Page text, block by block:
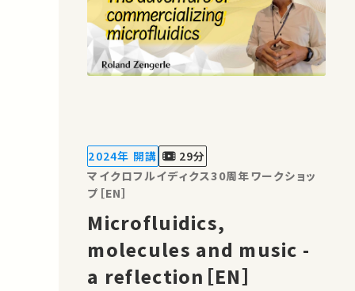
2024年 開講
29分
マイクロフルイディクス30周年ワークショッ
プ［EN］
Microfluidics,
molecules and music -
a reflection［EN］